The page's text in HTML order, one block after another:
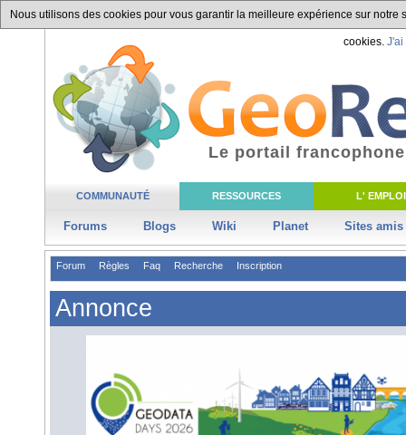
Nous utilisons des cookies pour vous garantir la meilleure expérience sur
cookies. J'ai
COMMUNAUTÉ RESSOURCES L' EMPLOI
Forums Blogs Wiki Planet Sites amis
Le portail
Forum Règles Faq Recherche Inscription
Annonce